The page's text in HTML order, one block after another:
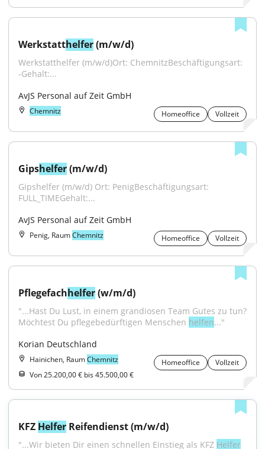
Werkstatthelfer (m/w/d)
Werkstatthelfer (m/w/d)Ort: ChemnitzBeschäftigungsart:
-Gehalt:...
AvJS Personal auf Zeit GmbH
Chemnitz Homeoffice Vollzeit
Gipshelfer (m/w/d)
Gipshelfer (m/w/d) Ort: PenigBeschäftigungsart:
FULL_TIMEGehalt:...
AvJS Personal auf Zeit GmbH
Penig, RaumChemnitz Homeoffice Vollzeit
Pflegefachhelfer (w/m/d)
"...Hast Du Lust, in einem grandiosen Team Gutes zu tun?
Möchtest Du pflegebedürftigen Menschen helfen..."
Korian Deutschland
Hainichen, RaumChemnitz Homeoffice
Vollzeit
Von 25.200,00 € bis 45.500,00 €
KFZ Helfer Reifendienst (m/w/d)
"...Wir bieten Dir einen schnellen Einstieg als KFZ Helfer